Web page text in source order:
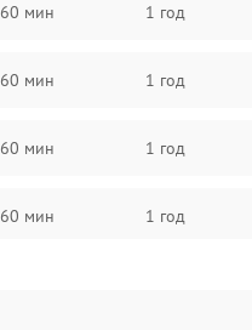
60 мин 1 год
60 мин 1 год
60 мин 1 год
60 мин 1 год